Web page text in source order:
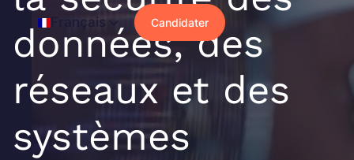
Français Candidater
données, des
réseaux et des
systèmes